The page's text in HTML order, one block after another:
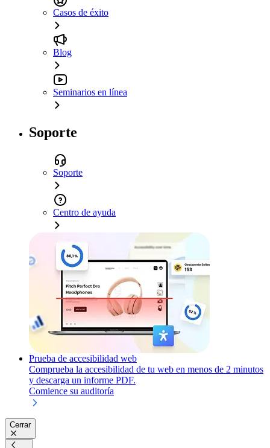
Casos de éxito
Blog
Seminarios en línea
Soporte
Soporte
Centro de ayuda
Prueba de accesibilidad web
Comprueba la accesibilidad de tu web en menos de 2 minutos
y descarga un informe PDF.
Comience su auditoría
Cerrar